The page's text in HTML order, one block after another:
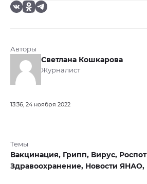
Авторы
Светлана Кошкарова
Журналист
13:36, 24 ноября 2022
Темы
Вакцинация, Грипп, Вирус,
Здравоохранение, Новости ЯНАО,